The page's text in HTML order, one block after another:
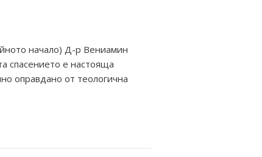
начало) Д-р Вениамин
спасението е настояща
оправдано от теологична